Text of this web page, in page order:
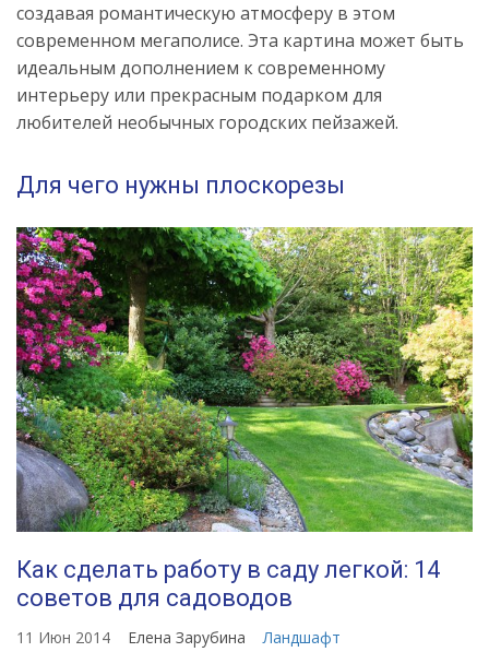
создавая романтическую атмосферу в этом
современном мегаполисе. Эта картина может быть
идеальным дополнением к современному
интерьеру или прекрасным подарком для
любителей необычных городских пейзажей.
Для чего нужны плоскорезы
Как сделать работу в саду легкой: 14
советов для садоводов
11 Июн 2014 Елена Зарубина Ландшафт